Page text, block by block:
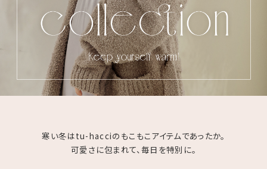
寒い冬はtu-hacciのもこもこアイテムであったか。
可愛さに包まれて、毎日を特別に。